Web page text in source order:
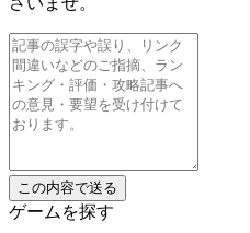
ゲームを探す